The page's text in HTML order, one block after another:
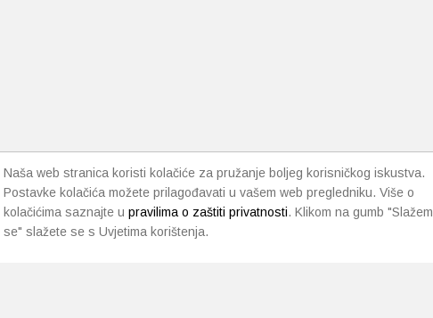
Naša web stranica koristi kolačiće za pružanje boljeg korisničkog iskustva.
Postavke kolačića možete prilagođavati u vašem web pregledniku. Više o
kolačićima saznajte u pravilima o zaštiti privatnosti. Klikom na gumb "Slažem
se" slažete se s Uvjetima korištenja.